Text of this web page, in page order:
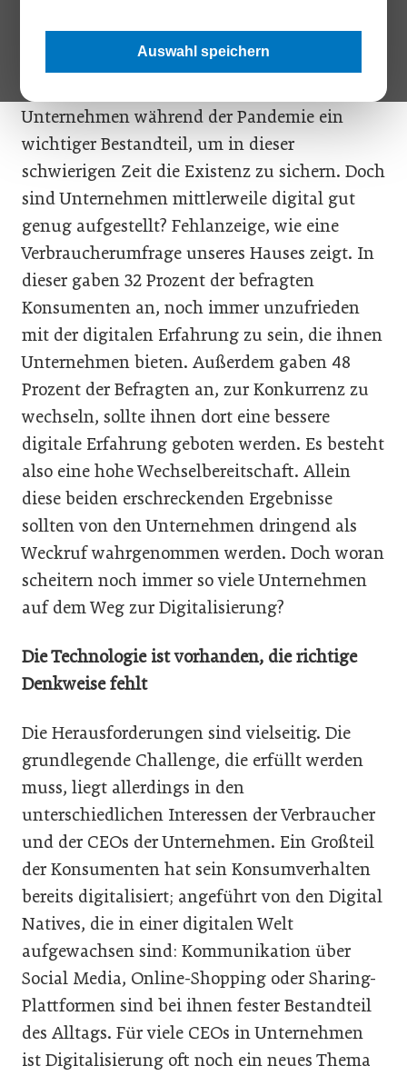
Auswahl speichern
Softwarespezialisten VMware Österreich.
Digitale Konzepte waren und sind für
Unternehmen während der Pandemie ein
wichtiger Bestandteil, um in dieser
schwierigen Zeit die Existenz zu sichern. Doch
sind Unternehmen mittlerweile digital gut
genug aufgestellt? Fehlanzeige, wie eine
Verbraucherumfrage unseres Hauses zeigt. In
dieser gaben 32 Prozent der befragten
Konsumenten an, noch immer unzufrieden
mit der digitalen Erfahrung zu sein, die ihnen
Unternehmen bieten. Außerdem gaben 48
Prozent der Befragten an, zur Konkurrenz zu
wechseln, sollte ihnen dort eine bessere
digitale Erfahrung geboten werden. Es besteht
also eine hohe Wechselbereitschaft. Allein
diese beiden erschreckenden Ergebnisse
sollten von den Unternehmen dringend als
Weckruf wahrgenommen werden. Doch woran
scheitern noch immer so viele Unternehmen
auf dem Weg zur Digitalisierung?
Die Technologie ist vorhanden, die richtige
Denkweise fehlt
Die Herausforderungen sind vielseitig. Die
grundlegende Challenge, die erfüllt werden
muss, liegt allerdings in den
unterschiedlichen Interessen der Verbraucher
und der CEOs der Unternehmen. Ein Großteil
der Konsumenten hat sein Konsumverhalten
bereits digitalisiert; angeführt von den Digital
Natives, die in einer digitalen Welt
aufgewachsen sind: Kommunikation über
Social Media, Online-Shopping oder Sharing-
Plattformen sind bei ihnen fester Bestandteil
des Alltags. Für viele CEOs in Unternehmen
ist Digitalisierung oft noch ein neues Thema